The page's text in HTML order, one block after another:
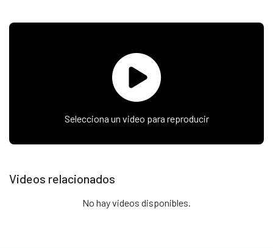
Selecciona un video para reproducir
Videos relacionados
No hay videos disponibles.